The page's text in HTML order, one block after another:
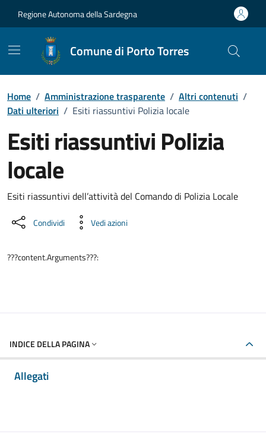
Regione Autonoma della Sardegna
Comune di Porto Torres
Home / Amministrazione trasparente / Altri contenuti /
Dati ulteriori / Esiti riassuntivi Polizia locale
Esiti riassuntivi Polizia
locale
Dettaglio Amministrazione Trasparente
Esiti riassuntivi dell’attività del Comando di Polizia Locale
Condividi Vedi azioni
???content.Arguments???:
INDICE DELLA PAGINA
Allegati